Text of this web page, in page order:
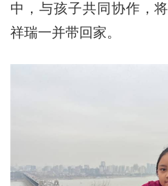
中，与孩子共同协作，
祥瑞一并带回家。